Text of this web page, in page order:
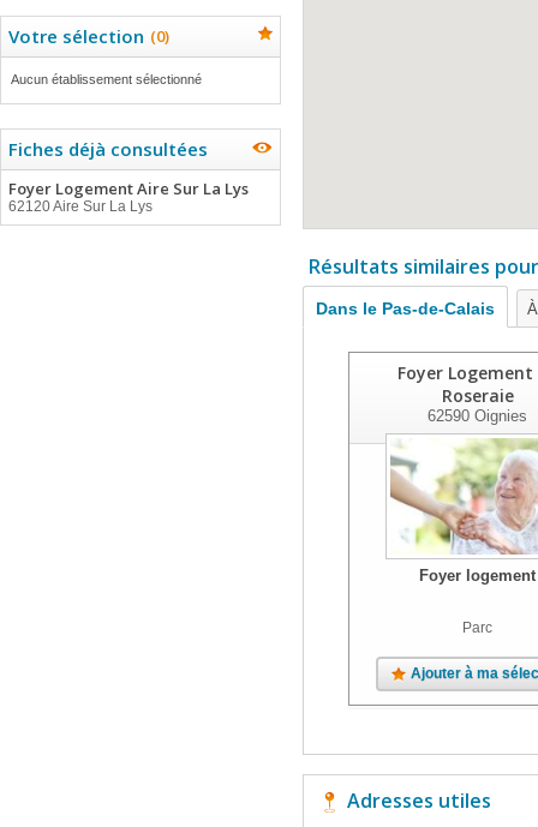
Votre sélection (0)
Aucun établissement sélectionné
Fiches déjà consultées
Foyer Logement Aire Sur La Lys
62120 Aire Sur La Lys
Résultats similaires
Dans le Pas-de-Calais
Foyer Logement
Roseraie
62590 Oignies
Foyer logement
Parc
Ajouter à ma
Adresses utiles